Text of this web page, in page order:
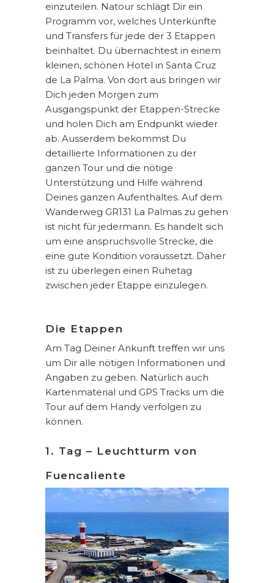
einzuteilen. Natour schlägt Dir ein
Programm vor, welches Unterkünfte
und Transfers für jede der 3 Etappen
beinhaltet. Du übernachtest in einem
kleinen, schönen Hotel in Santa Cruz
de La Palma. Von dort aus bringen wir
Dich jeden Morgen zum
Ausgangspunkt der Etappen-Strecke
und holen Dich am Endpunkt wieder
ab. Ausserdem bekommst Du
detaillierte Informationen zu der
ganzen Tour und die nötige
Unterstützung und Hilfe während
Deines ganzen Aufenthaltes. Auf dem
Wanderweg GR131 La Palmas zu gehen
ist nicht für jedermann. Es handelt sich
um eine anspruchsvolle Strecke, die
eine gute Kondition voraussetzt. Daher
ist zu überlegen einen Ruhetag
zwischen jeder Etappe einzulegen.
Die Etappen
Am Tag Deiner Ankunft treffen wir uns
um Dir alle nötigen Informationen und
Angaben zu geben. Natürlich auch
Kartenmaterial und GPS Tracks um die
Tour auf dem Handy verfolgen zu
können.
1. Tag – Leuchtturm von
Fuencaliente